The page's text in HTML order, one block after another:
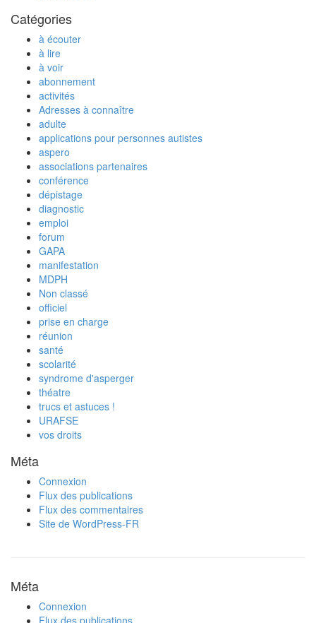
Catégories
à écouter
à lire
à voir
abonnement
activités
Adresses à connaître
adulte
applications pour personnes autistes
aspero
associations partenaires
conférence
dépistage
diagnostic
emploi
forum
GAPA
manifestation
MDPH
Non classé
officiel
prise en charge
réunion
santé
scolarité
syndrome d'asperger
théatre
trucs et astuces !
URAFSE
vos droits
Méta
Connexion
Flux des publications
Flux des commentaires
Site de WordPress-FR
Méta
Connexion
Flux des publications